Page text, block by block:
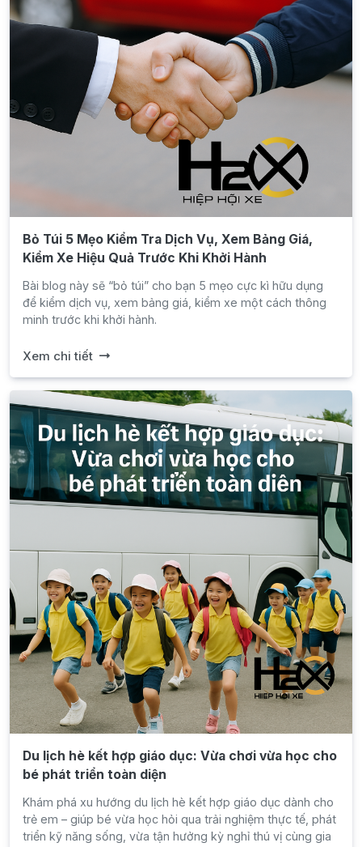
Bỏ Túi 5 Mẹo Kiểm Tra Dịch Vụ, Xem Bảng Giá,
Kiểm Xe Hiệu Quả Trước Khi Khởi Hành
Bài blog này sẽ “bỏ túi” cho bạn 5 mẹo cực kì hữu dụng
để kiểm dịch vụ, xem bảng giá, kiểm xe một cách thông
minh trước khi khởi hành.
Xem chi tiết
Du lịch hè kết hợp giáo dục: Vừa chơi vừa học cho
bé phát triển toàn diện
Khám phá xu hướng du lịch hè kết hợp giáo dục dành cho
trẻ em – giúp bé vừa học hỏi qua trải nghiệm thực tế, phát
triển kỹ năng sống, vừa tận hưởng kỳ nghỉ thú vị cùng gia